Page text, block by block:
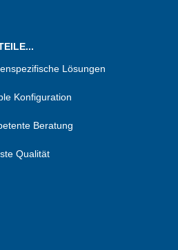
Lösungen
Konfiguration
Beratung
Qualität